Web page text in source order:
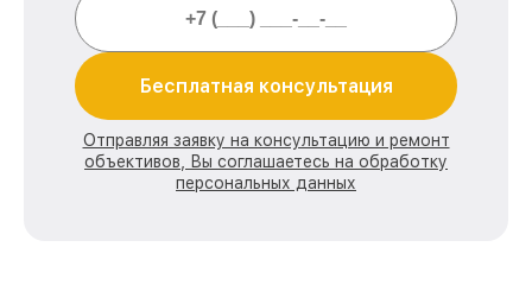
Бесплатная консультация
Отправляя заявку на консультацию и ремонт
объективов, Вы соглашаетесь на обработку
персональных данных